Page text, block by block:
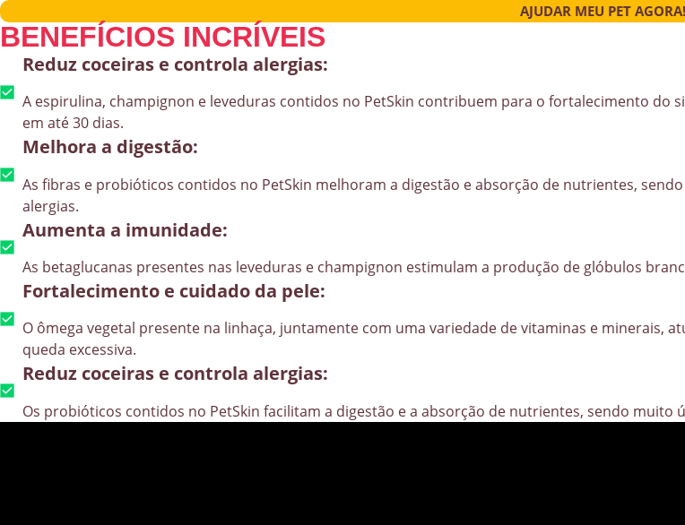
AJUDAR MEU PET AGORA!
BENEFÍCIOS INCRÍVEIS
Reduz coceiras e controla alergias:
A espirulina, champignon e leveduras contidos no PetSkin contribuem para o fortalecimento do
em até 30 dias.
Melhora a digestão:
As fibras e probióticos contidos no PetSkin melhoram a digestão e absorção de nutrientes,
alergias.
Aumenta a imunidade:
As betaglucanas presentes nas leveduras e champignon estimulam a produção de glóbulos
Fortalecimento e cuidado da pele:
O ômega vegetal presente na linhaça, juntamente com uma variedade de vitaminas e minerais,
queda excessiva.
Reduz coceiras e controla alergias:
Os probióticos contidos no PetSkin facilitam a digestão e a absorção de nutrientes, sendo